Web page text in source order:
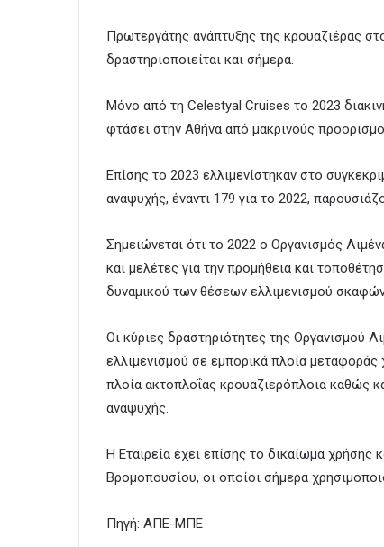
Πρωτεργάτης ανάπτυξης της κρουαζιέρας
δραστηριοποιείται και σήμερα.
Μόνο από τη Celestyal Cruises το 2023
φτάσει στην Αθήνα από μακρινούς
Επίσης το 2023 ελλιμενίστηκαν στο
αναψυχής, έναντι 179 για το 2022,
Σημειώνεται ότι το 2022 ο Οργανισμός
και μελέτες για την προμήθεια και
δυναμικού των θέσεων ελλιμενισμού
Οι κύριες δραστηριότητες της Οργανισμού
ελλιμενισμού σε εμπορικά πλοία
πλοία ακτοπλοΐας κρουαζιερόπλοια καθώς
αναψυχής.
Η Εταιρεία έχει επίσης το δικαίωμα
Βρομοπουσίου, οι οποίοι σήμερα
Πηγή: ΑΠΕ-ΜΠΕ